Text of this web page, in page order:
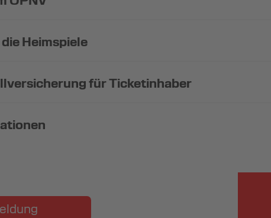
Heimspiele
für Ticketinhaber